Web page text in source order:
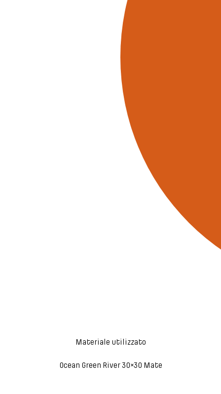
Materiale utilizzato
Ocean Green River 30×30 Mate